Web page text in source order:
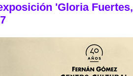
'Gloria Fuertes,